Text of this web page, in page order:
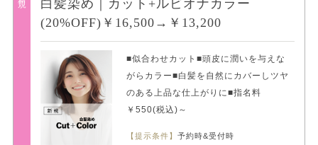
白髪染め｜カット+ルビオナカラー
(20%OFF)￥16,500→￥13,200
■似合わせカット■頭皮に潤いを与えな
がらカラー■白髪を自然にカバーしツヤ
のある上品な仕上がりに■指名料
￥550(税込)～
【提示条件】予約時&受付時